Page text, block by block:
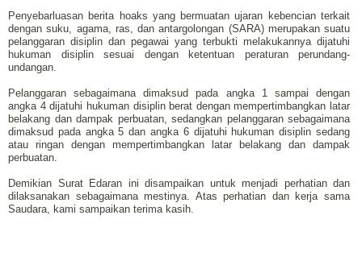
Penyebarluasan berita hoaks yang bermuatan ujaran kebencian terkait
dengan suku, agama, ras, dan antargolongan (SARA) merupakan suatu
pelanggaran disiplin dan pegawai yang terbukti melakukannya dijatuhi
hukuman disiplin sesuai dengan ketentuan peraturan perundang-
undangan.
Pelanggaran sebagaimana dimaksud pada angka 1 sampai dengan
angka 4 dijatuhi hukuman disiplin berat dengan mempertimbangkan latar
belakang dan dampak perbuatan, sedangkan pelanggaran sebagaimana
dimaksud pada angka 5 dan angka 6 dijatuhi hukuman disiplin sedang
atau ringan dengan mempertimbangkan latar belakang dan dampak
perbuatan.
Demikian Surat Edaran ini disampaikan untuk menjadi perhatian dan
dilaksanakan sebagaimana mestinya. Atas perhatian dan kerja sama
Saudara, kami sampaikan terima kasih.